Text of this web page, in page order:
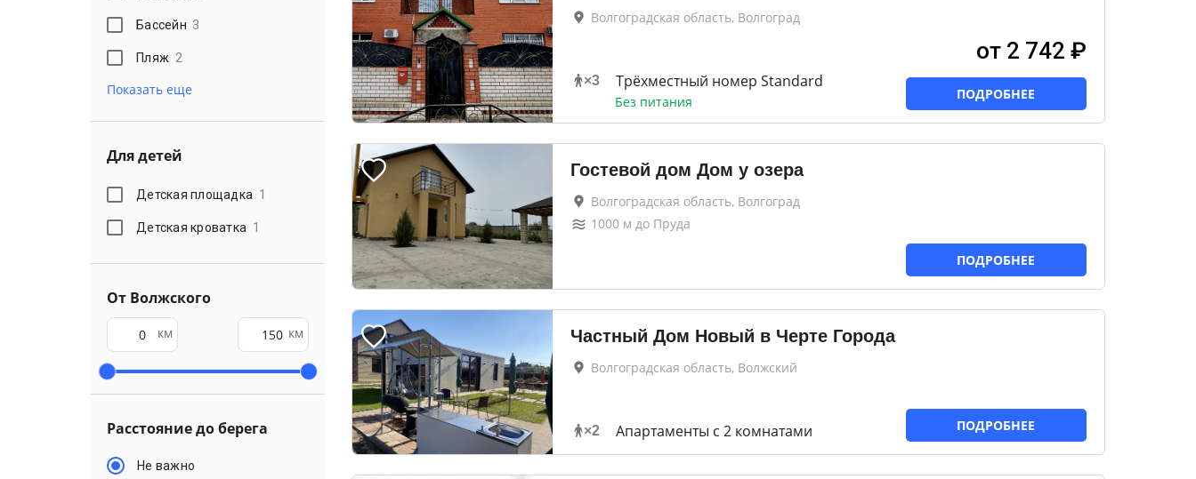
Бассейн 3
Пляж 2
Показать еще
Для детей
Детская площадка 1
Детская кроватка 1
От Волжского
км км
Расстояние до берега
Не важно
Волгоградская область, Волгоград
×3 Трёхместный номер Standard
Без питания
от 2 742 ₽
ПОДРОБНЕЕ
Гостевой дом Дом у озера
Волгоградская область, Волгоград
1000м до Пруда
ПОДРОБНЕЕ
Частный Дом Новый в Черте Города
Волгоградская область, Волжский
×2 Апартаменты с 2 комнатами ПОДРОБНЕЕ